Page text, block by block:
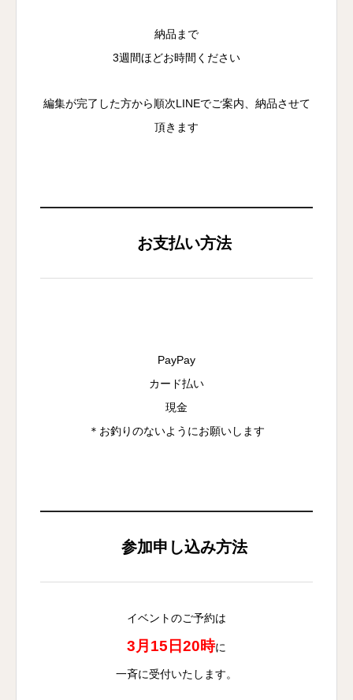
納品まで
3週間ほどお時間ください
編集が完了した方から順次LINEでご案内、納品させて
頂きます
お支払い方法
PayPay
カード払い
現金
＊お釣りのないようにお願いします
参加申し込み方法
イベントのご予約は
3月15日20時に
一斉に受付いたします。